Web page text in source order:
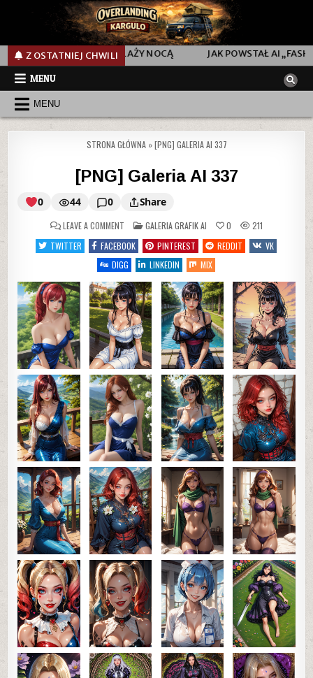
Z OSTATNIEJ CHWILI
JAK POWSTAŁ AI „FASHION SHOW” VIDEO SHORT Z POKAZU
MENU
MENU
STRONA GŁÓWNA»[PNG] GALERIA AI 337
[PNG] Galeria AI 337
0 44 0 Share
LEAVE A COMMENT
[PNG]
Galeria
AI
337
0
44
0
SHARE
POSTED
IN
GALERIA GRAFIK AI 0
211
TWITTER
FACEBOOK PINTEREST REDDIT
VK
DIGG
LINKEDIN MIX